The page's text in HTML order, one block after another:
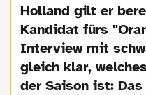
Holland gilt er
Kandidat fürs
Interview mit
gleich klar,
der Saison ist: Das